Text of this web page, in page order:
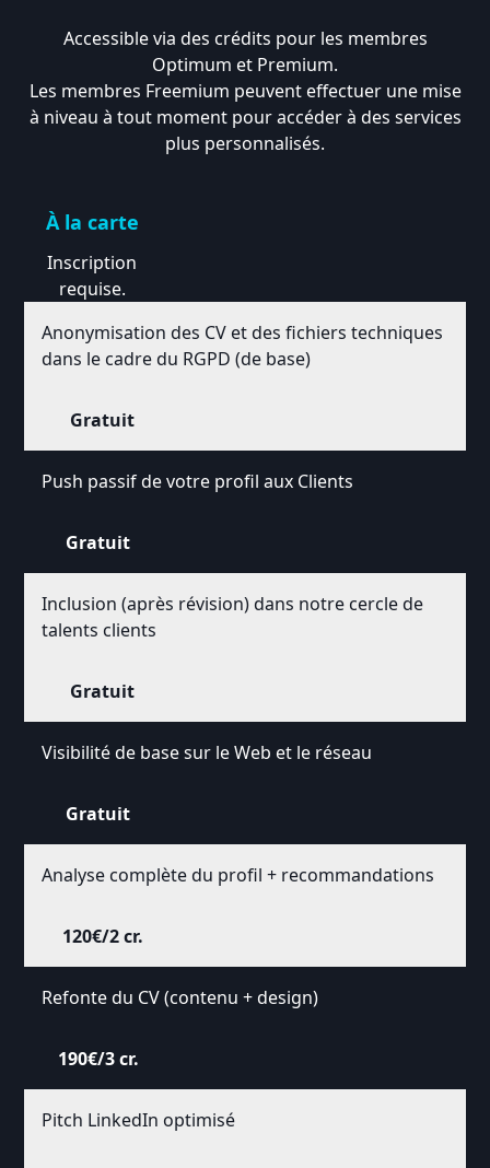
Accessible via des crédits pour les membres
Optimum et Premium.
Les membres Freemium peuvent effectuer une mise
à niveau à tout moment pour accéder à des services
plus personnalisés.
À la carte
Inscription
requise.
Anonymisation des CV et des fichiers techniques
dans le cadre du RGPD (de base)
Gratuit
Push passif de votre profil aux Clients
Gratuit
Inclusion (après révision) dans notre cercle de
talents clients
Gratuit
Visibilité de base sur le Web et le réseau
Gratuit
Analyse complète du profil + recommandations
120€/2 cr.
Refonte du CV (contenu + design)
190€/3 cr.
Pitch LinkedIn optimisé